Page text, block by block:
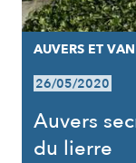
AUVERS ET
26/05/2020
Auvers
du lierre